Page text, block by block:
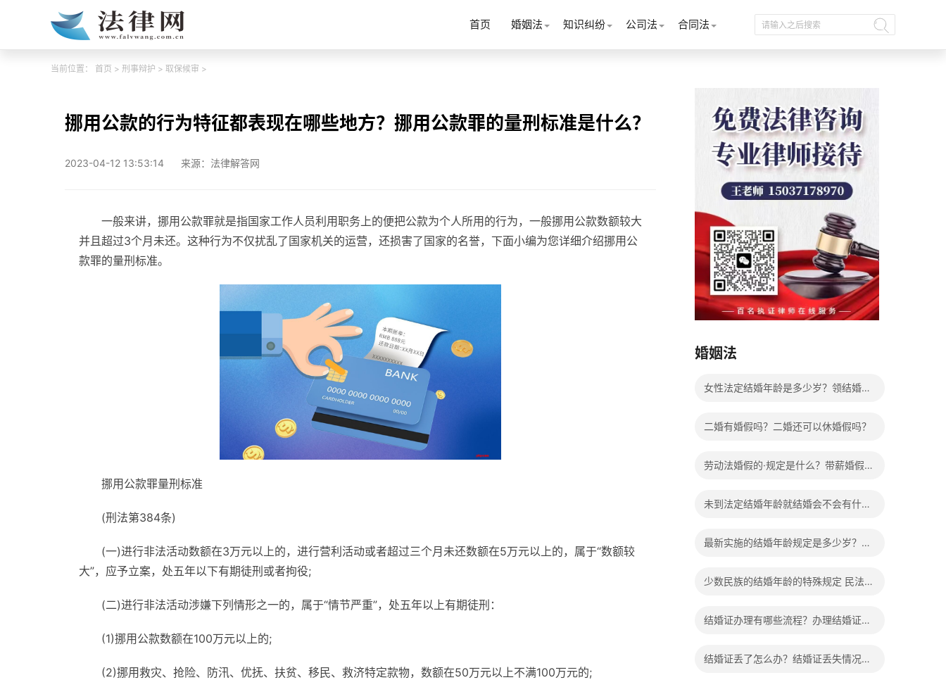
首页 婚姻法 知识纠纷 公司法 合同法
当前位置： 首页 > 刑事辩护 > 取保候审 >
挪用公款的行为特征都表现在哪些地方？挪用公款罪的量刑标准是什么？
2023-04-12 13:53:14 来源：法律解答网
一般来讲，挪用公款罪就是指国家工作人员利用职务上的便把公款为个人所用的行为，一般挪用公款数额较大
并且超过3个月未还。这种行为不仅扰乱了国家机关的运营，还损害了国家的名誉，下面小编为您详细介绍挪用公
款罪的量刑标准。
挪用公款罪量刑标准
(刑法第384条)
(一)进行非法活动数额在3万元以上的，进行营利活动或者超过三个月未还数额在5万元以上的，属于“数额较
大”，应予立案，处五年以下有期徒刑或者拘役;
(二)进行非法活动涉嫌下列情形之一的，属于“情节严重”，处五年以上有期徒刑：
(1)挪用公款数额在100万元以上的;
(2)挪用救灾、抢险、防汛、优抚、扶贫、移民、救济特定款物，数额在50万元以上不满100万元的;
婚姻法
女性法定结婚年龄是多少岁？领结婚证
二婚有婚假吗？二婚还可以休婚假吗？
劳动法婚假的·规定是什么？带薪婚假工
未到法定结婚年龄就结婚会不会有什么
最新实施的结婚年龄规定是多少岁？法
少数民族的结婚年龄的特殊规定 民法典
结婚证办理有哪些流程？办理结婚证有
结婚证丢了怎么办？结婚证丢失情况有